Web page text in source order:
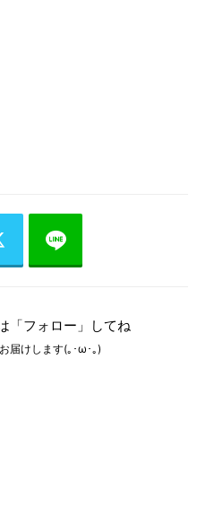
「フォロー」してね
届けします(｡･ω･｡)